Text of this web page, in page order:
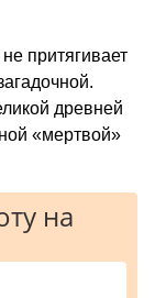
притягивает
древней
«мертвой»
на